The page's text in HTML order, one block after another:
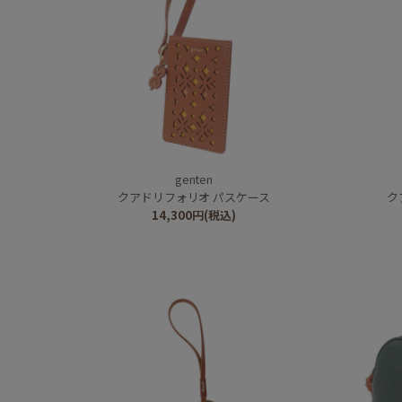
genten
クアドリフォリオ パスケース
14,300円(税込)
ク